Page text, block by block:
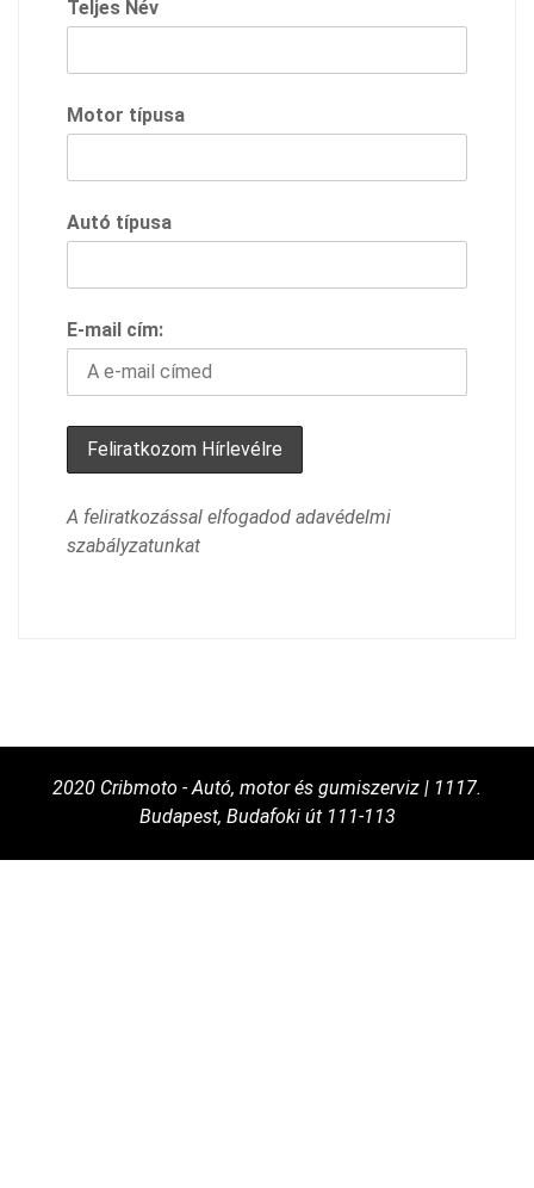
Teljes Név
Motor típusa
Autó típusa
E-mail cím:
A feliratkozással elfogadod adavédelmi
szabályzatunkat
2020 Cribmoto - Autó, motor és gumiszerviz | 1117.
Budapest, Budafoki út 111-113